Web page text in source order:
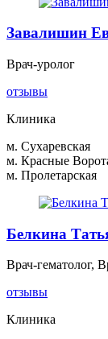
Завалишин
Врач-уролог
отзывы
Клиника
м. Сухаревская
м. Красные
м. Пролетарская
Белкина
Врач-гематолог,
отзывы
Клиника